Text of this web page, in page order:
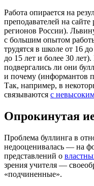
Работа опирается на
преподавателей на
регионов России).
с большим опытом
трудятся в школе от 16
до 15 лет и более 30
подвергались ли они
и почему (информантов
Так, например, в
связываются с
Опрокинутая
Проблема буллинга в
недооценивалась — на
представлений о
зрения учителя —
«подчиненные».